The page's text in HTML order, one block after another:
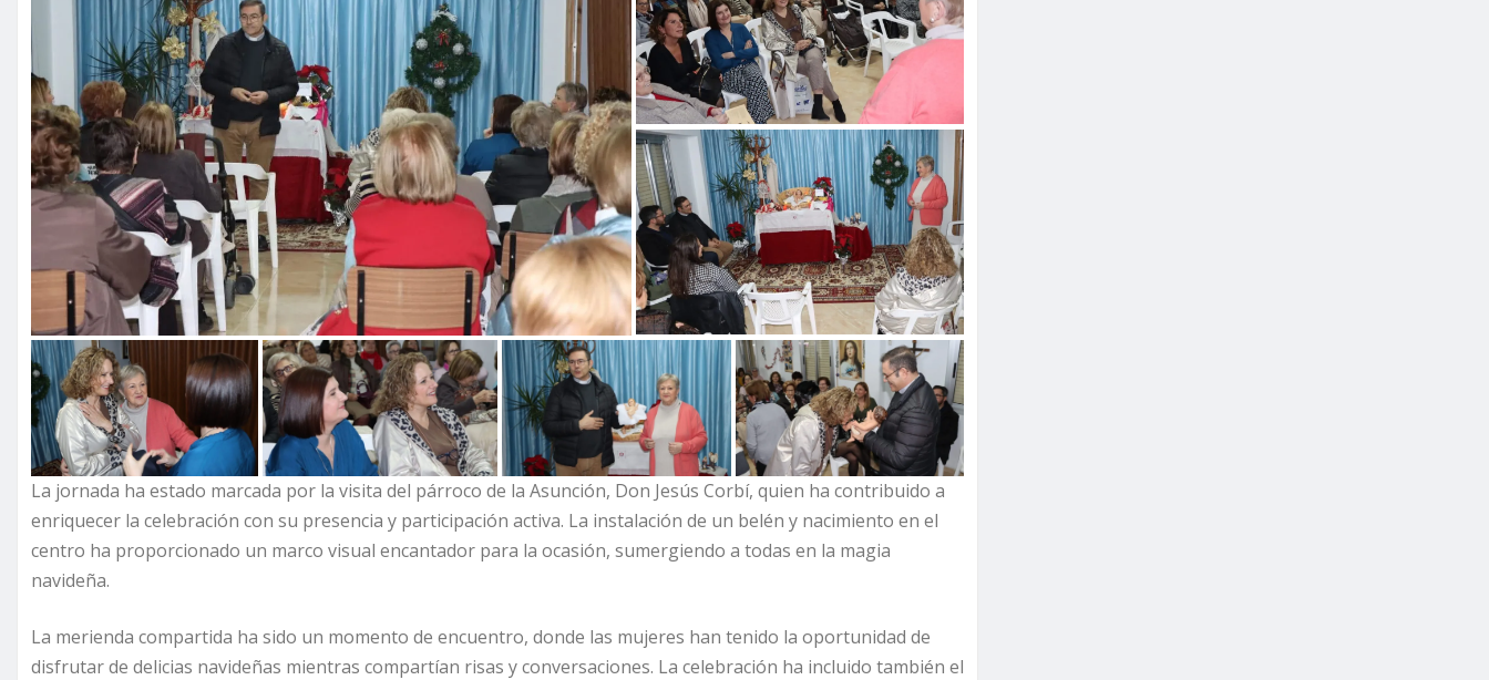
La jornada ha estado marcada por la visita del párroco de la Asunción, Don Jesús Corbí, quien ha contribuido a
enriquecer la celebración con su presencia y participación activa. La instalación de un belén y nacimiento en el
centro ha proporcionado un marco visual encantador para la ocasión, sumergiendo a todas en la magia
navideña.
La merienda compartida ha sido un momento de encuentro, donde las mujeres han tenido la oportunidad de
disfrutar de delicias navideñas mientras compartían risas y conversaciones. La celebración ha incluido también el